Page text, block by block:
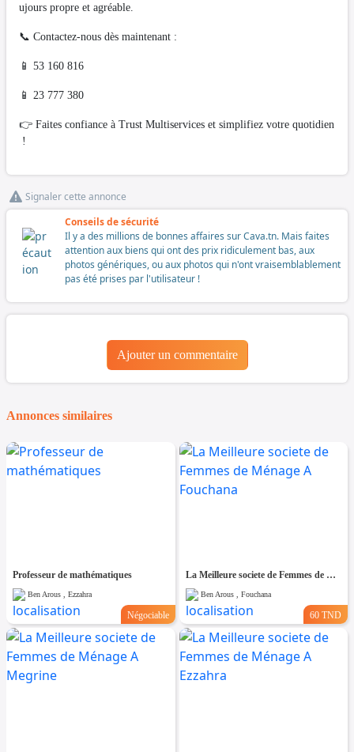
ujours propre et agréable.
📞 Contactez-nous dès maintenant :
📱 53 160 816
📱 23 777 380
👉 Faites confiance à Trust Multiservices et simplifiez votre quotidien
!
Signaler cette annonce
Conseils de sécurité
Il y a des millions de bonnes affaires sur Cava.tn. Mais faites
attention aux biens qui ont des prix ridiculement bas, aux
photos génériques, ou aux photos qui n'ont vraisemblablement
pas été prises par l'utilisateur !
Ajouter un commentaire
Annonces similaires
Professeur de mathématiques
Ben Arous , Ezzahra
Négociable
La Meilleure societe de Femmes de Ménage A Fouchana
Ben Arous , Fouchana
60 TND